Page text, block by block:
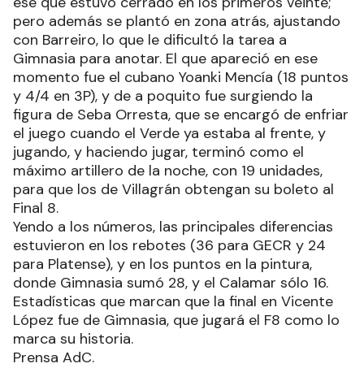
pero además se plantó en zona atrás, ajustando
con Barreiro, lo que le dificultó la tarea a
Gimnasia para anotar. El que apareció en ese
momento fue el cubano Yoanki Mencía (18 puntos
y 4/4 en 3P), y de a poquito fue surgiendo la
figura de Seba Orresta, que se encargó de enfriar
el juego cuando el Verde ya estaba al frente, y
jugando, y haciendo jugar, terminó como el
máximo artillero de la noche, con 19 unidades,
para que los de Villagrán obtengan su boleto al
Final 8.
Yendo a los números, las principales diferencias
estuvieron en los rebotes (36 para GECR y 24
para Platense), y en los puntos en la pintura,
donde Gimnasia sumó 28, y el Calamar sólo 16.
Estadísticas que marcan que la final en Vicente
López fue de Gimnasia, que jugará el F8 como lo
marca su historia.
Prensa AdC.